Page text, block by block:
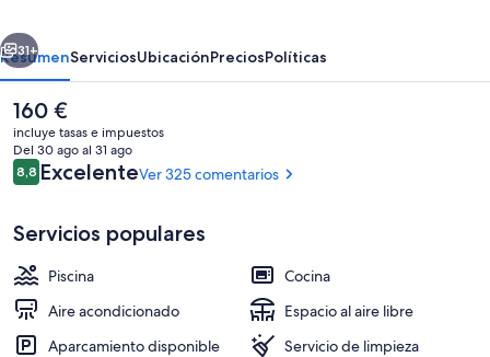
Una piscina al aire libre de temporada
Siguiente
31+
ResumenServiciosUbicaciónPreciosPolíticas
El
precio
actual
es
de
160 €
incluye tasas e impuestos
Del 30 ago al 31 ago
Comentarios
8,88,8 de 10
ExcelenteVer 325 comentarios
Servicios populares
Piscina
Cocina
Aire acondicionado
Espacio al aire libre
Aparcamiento disponible
Servicio de limpieza